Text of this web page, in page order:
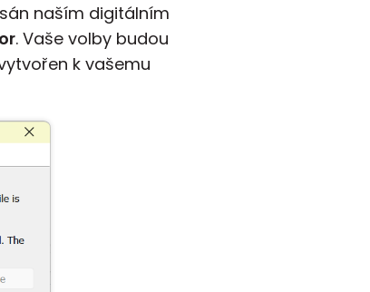
naším digitálním
. Vaše volby budou
k vašemu